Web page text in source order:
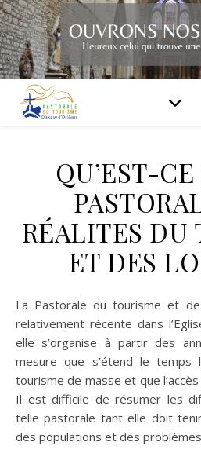
QU’EST-
RÉALITES DU
ET DES
La Pastorale du tourisme et des loisirs est une réalité
relativement récente dans
elle s’organise à partir des
mesure que s’étend le temps
tourisme de masse et que
Il est difficile de résumer les
telle pastorale tant elle doit
des populations et des